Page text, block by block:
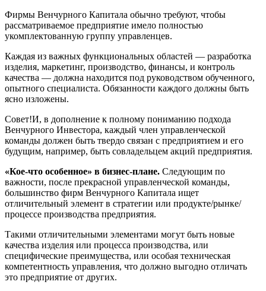
Фирмы Венчурного Капитала обычно требуют, чтобы
рассматриваемое предприятие имело полностью
укомплектованную группу управленцев.
Каждая из важных функциональных областей — разработка
изделия, маркетинг, производство, финансы, и контроль
качества — должна находится под руководством обученного,
опытного специалиста. Обязанности каждого должны быть
ясно изложены.
Совет!И, в дополнение к полному пониманию подхода
Венчурного Инвестора, каждый член управленческой
команды должен быть твердо связан с предприятием и его
будущим, например, быть совладельцем акций предприятия.
«Кое-что особенное» в бизнес-плане. Следующим по
важности, после прекрасной управленческой команды,
большинство фирм Венчурного Капитала ищет
отличительный элемент в стратегии или продукте/рынке/
процессе производства предприятия.
Такими отличительными элементами могут быть новые
качества изделия или процесса производства, или
специфические преимущества, или особая техническая
компетентность управления, что должно выгодно отличать
это предприятие от других.